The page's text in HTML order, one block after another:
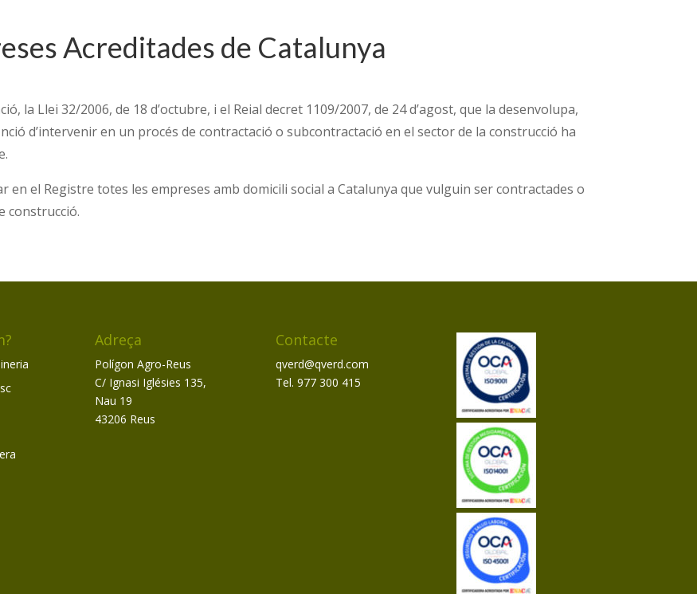
Acreditades de Catalunya
la Llei 32/2006, de 18 d’octubre, i el Reial decret 1109/2007, de 24 d’agost, que la desenvolupa,
d’intervenir en un procés de contractació o subcontractació en el sector de la construcció ha
en el Registre totes les empreses amb domicili social a Catalunya que vulguin ser contractades o
construcció.
Adreça
Polígon Agro-Reus
C/ Ignasi Iglésies 135,
Nau 19
43206 Reus
Contacte
qverd@qverd.com
Tel. 977 300 415